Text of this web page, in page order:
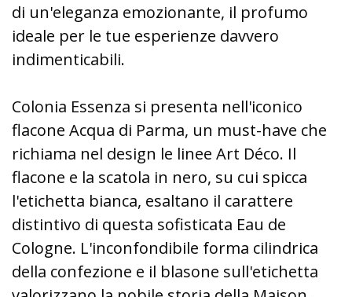
di un'eleganza emozionante, il profumo
ideale per le tue esperienze davvero
indimenticabili.
Colonia Essenza si presenta nell'iconico
flacone Acqua di Parma, un must-have che
richiama nel design le linee Art Déco. Il
flacone e la scatola in nero, su cui spicca
l'etichetta bianca, esaltano il carattere
distintivo di questa sofisticata Eau de
Cologne. L'inconfondibile forma cilindrica
della confezione e il blasone sull'etichetta